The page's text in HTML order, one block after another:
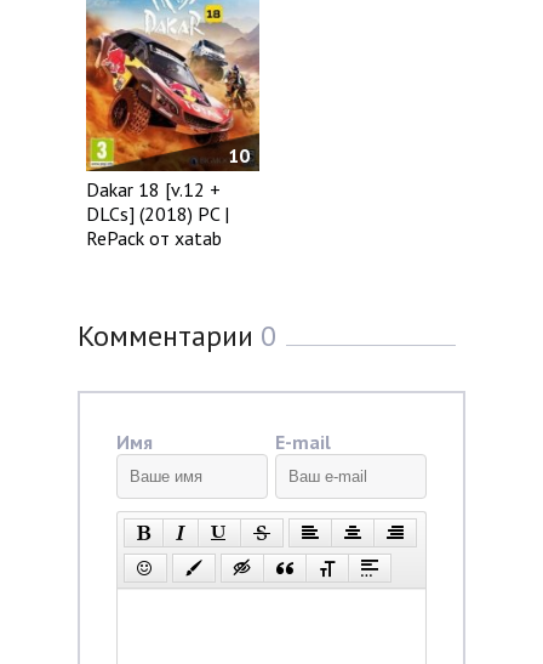
10
Dakar 18 [v.12 +
DLCs] (2018) PC |
RePack от xatab
Комментарии 0
Имя E-mail